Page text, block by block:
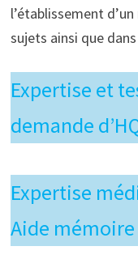
l’établissement
sujets ainsi que
Expertise et
demande
Expertise
Aide mémoire